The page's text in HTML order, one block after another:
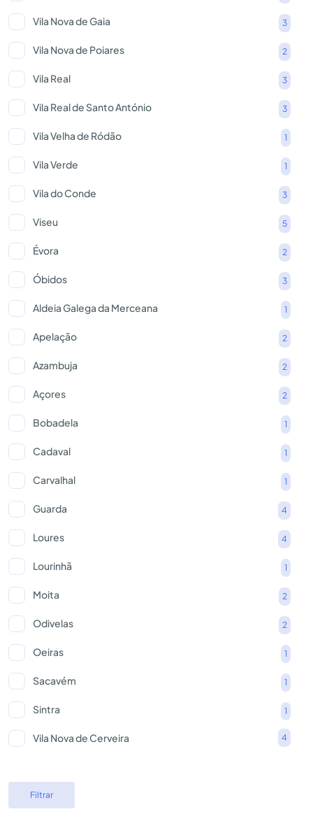
Vila Nova de Gaia 3
Vila Nova de Poiares 2
Vila Real 3
Vila Real de Santo António 3
Vila Velha de Ródão 1
Vila Verde 1
Vila do Conde 3
Viseu 5
Évora 2
Óbidos 3
Aldeia Galega da Merceana 1
Apelação 2
Azambuja 2
Açores 2
Bobadela 1
Cadaval 1
Carvalhal 1
Guarda 4
Loures 4
Lourinhã 1
Moita 2
Odivelas 2
Oeiras 1
Sacavém 1
Sintra 1
Vila Nova de Cerveira 4
Filtrar